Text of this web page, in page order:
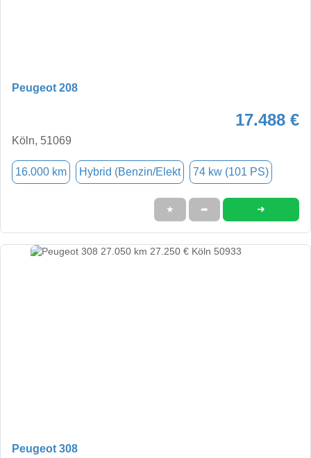
Peugeot 208
17.488 €
Köln, 51069
16.000 km Hybrid (Benzin/Elekt 74 kw (101 PS)
★ ➦ ➜
Peugeot 308